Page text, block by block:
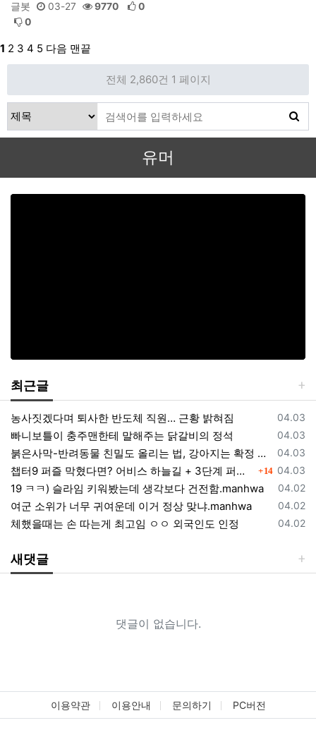
글봇 03-27 9770
0
0
1 2 3 4 5 다음 맨끝
전체 2,860건 1 페이지
유머
최근글
등록일
04.03
농사짓겠다며 퇴사한 반도체 직원… 근황 밝혀짐
등록일
04.03
빠니보틀이 충주맨한테 말해주는 닭갈비의 정석
등록일
04.03
붉은사막-반려동물 친밀도 올리는 법, 강아지는 확정 고양이는 조건 확인
등록일
04.03
챕터9 퍼즐 막혔다면? 어비스 하늘길 + 3단계 퍼즐 공략 순서 정리 (길찾기 포함) 댓글
14
등록일
04.02
19 ㅋㅋ) 슬라임 키워봤는데 생각보다 건전함.manhwa
등록일
04.02
여군 소위가 너무 귀여운데 이거 정상 맞냐.manhwa
등록일
04.02
체했을때는 손 따는게 최고임 ㅇㅇ 외국인도 인정
새댓글
댓글이 없습니다.
이용약관 이용안내 문의하기 PC버전